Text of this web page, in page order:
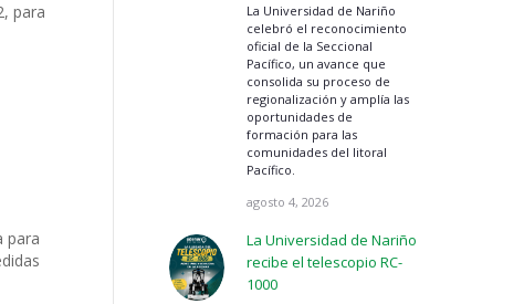
para
para
La Universidad de Nariño
celebró el reconocimiento
oficial de la Seccional
Pacífico, un avance que
consolida su proceso de
regionalización y amplía las
oportunidades de
formación para las
comunidades del litoral
Pacífico.
agosto 4, 2026
La Universidad de Nariño
recibe el telescopio RC-
1000